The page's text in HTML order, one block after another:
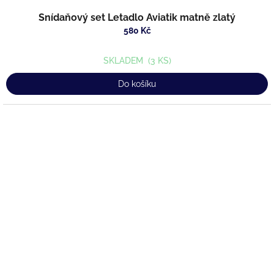
Snídaňový set Letadlo Aviatik matně zlatý
580 Kč
SKLADEM (3 KS)
Do košíku